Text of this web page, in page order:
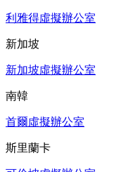
利雅得虛擬辦公室
新加坡
新加坡虛擬辦公室
南韓
首爾虛擬辦公室
斯里蘭卡